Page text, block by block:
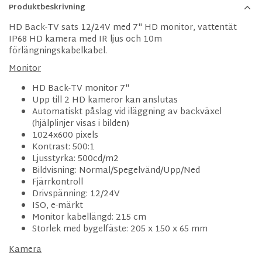
Produktbeskrivning
HD Back-TV sats 12/24V med 7" HD monitor, vattentät
IP68 HD kamera med IR ljus och 10m
förlängningskabelkabel.
Monitor
HD Back-TV monitor 7"
Upp till 2 HD kameror kan anslutas
Automatiskt påslag vid iläggning av backväxel
(hjälplinjer visas i bilden)
1024x600 pixels
Kontrast: 500:1
Ljusstyrka: 500cd/m2
Bildvisning: Normal/Spegelvänd/Upp/Ned
Fjärrkontroll
Drivspänning: 12/24V
ISO, e-märkt
Monitor kabellängd: 215 cm
Storlek med bygelfäste: 205 x 150 x 65 mm
Kamera